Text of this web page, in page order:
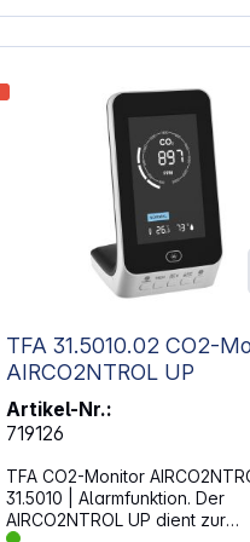
TFA 31.5010.02 CO2-
AIRCO2NTROL UP
Artikel-Nr.:
719126
TFA CO2-Monitor
31.5010 | Alarmfunktion. Der
AIRCO2NTROL UP dient zur